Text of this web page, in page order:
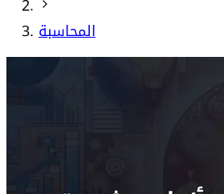
المحاسبة